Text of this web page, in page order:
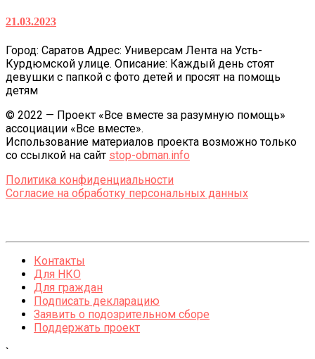
21.03.2023
Город: Саратов Адрес: Универсам Лента на Усть-
Курдюмской улице. Описание: Каждый день стоят
девушки с папкой с фото детей и просят на помощь
детям
© 2022 — Проект «Все вместе за разумную помощь»
ассоциации «Все вместе».
Использование материалов проекта возможно только
со ссылкой на сайт stop-obman.info
Политика конфиденциальности
Согласие на обработку персональных данных
Контакты
Для НКО
Для граждан
Подписать декларацию
Заявить о подозрительном сборе
Поддержать проект
`